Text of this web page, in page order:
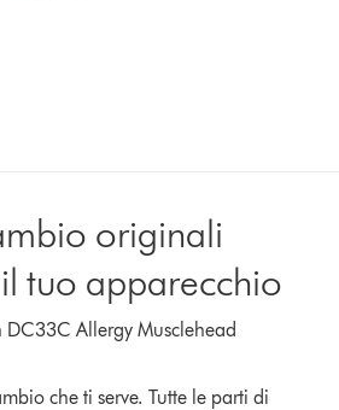
originali
tuo apparecchio
DC33C Allergy Musclehead
che ti serve. Tutte le parti di